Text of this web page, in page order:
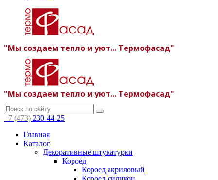
"Мы создаем тепло и уют... Термофасад"
"Мы создаем тепло и уют... Термофасад"
+7 (473) 230-44-25
Главная
Каталог
Декоративные штукатурки
Короед
Короед акриловый
Короед силикон